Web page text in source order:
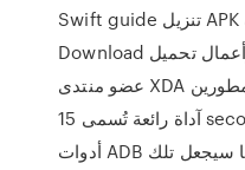
Swift guide تنزيل APK النسخة المجانية Free
Download للاندرويد في تطبيقات إدارة وأعمال تحميل
عضو منتدى XDA للمطورين Snoop05 قد قام بإطلاق
آداة رائعة تُسمى 15 seconds ADB Installer أو تثبيت
أدوات ADB في 15 ثانية بالتحديد مما سيجعل تلك